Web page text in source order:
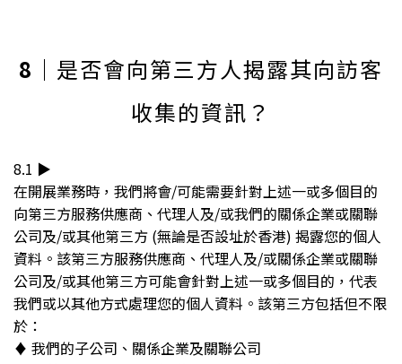
8 ｜是否會向第三方人揭露其向訪客
收集的資訊？
8.1 ▶︎
在開展業務時，我們將會/可能需要針對上述一或多個目的
向第三方服務供應商、代理人及/或我們的關係企業或關聯
公司及/或其他第三方 (無論是否設址於香港) 揭露您的個人
資料。該第三方服務供應商、代理人及/或關係企業或關聯
公司及/或其他第三方可能會針對上述一或多個目的，代表
我們或以其他方式處理您的個人資料。該第三方包括但不限
於：
♦︎ 我們的子公司、關係企業及關聯公司